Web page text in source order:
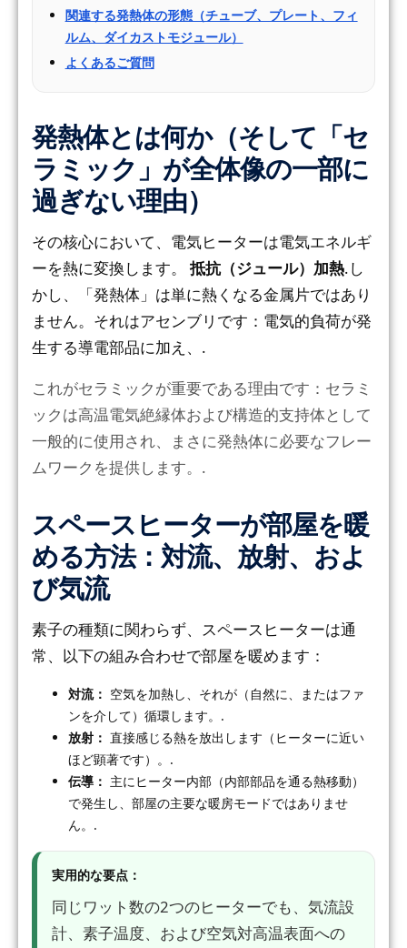
関連する発熱体の形態（チューブ、プレート、フィ
ルム、ダイカストモジュール）
よくあるご質問
発熱体とは何か（そして「セ
ラミック」が全体像の一部に
過ぎない理由）
その核心において、電気ヒーターは電気エネルギ
ーを熱に変換します。 抵抗（ジュール）加熱.し
かし、「発熱体」は単に熱くなる金属片ではあり
ません。それはアセンブリです：電気的負荷が発
生する導電部品に加え、.
これがセラミックが重要である理由です：セラミ
ックは高温電気絶縁体および構造的支持体として
一般的に使用され、まさに発熱体に必要なフレー
ムワークを提供します。.
スペースヒーターが部屋を暖
める方法：対流、放射、およ
び気流
素子の種類に関わらず、スペースヒーターは通
常、以下の組み合わせで部屋を暖めます：
対流： 空気を加熱し、それが（自然に、またはファ
ンを介して）循環します。.
放射： 直接感じる熱を放出します（ヒーターに近い
ほど顕著です）。.
伝導： 主にヒーター内部（内部部品を通る熱移動）
で発生し、部屋の主要な暖房モードではありませ
ん。.
実用的な要点：
同じワット数の2つのヒーターでも、気流設
計、素子温度、および空気対高温表面への